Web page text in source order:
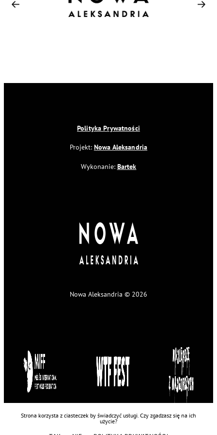
Polityka Prywatności
Projekt: Nowa Aleksandria
Wykonanie: Bartek
Nowa Aleksandria © 2026
Strona korzysta z ciasteczek by świadczyć usługi. Czy zgadzasz się na ich
użycie?